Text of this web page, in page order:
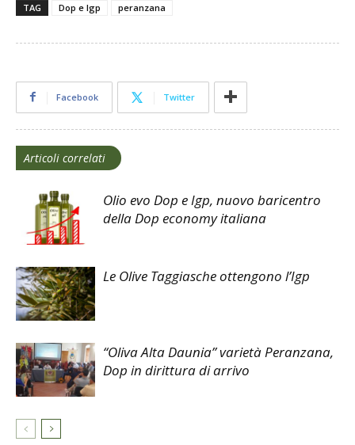
TAG Dop e Igp peranzana
Facebook Twitter
Articoli correlati
Olio evo Dop e Igp, nuovo baricentro
della Dop economy italiana
Le Olive Taggiasche ottengono l’Igp
“Oliva Alta Daunia” varietà Peranzana,
Dop in dirittura di arrivo